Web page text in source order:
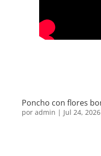
Poncho con flores
por admin | Jul 24, 2026